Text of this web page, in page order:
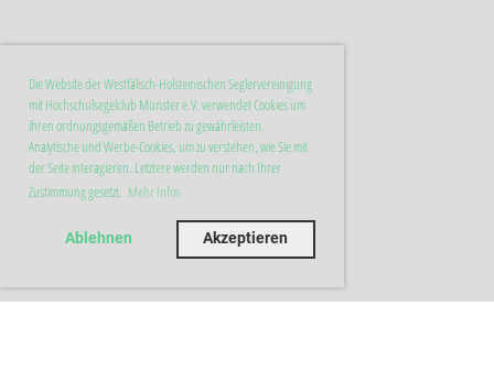
Die Website der Westfälisch-Holsteinischen Seglervereinigung
mit Hochschulsegelclub Münster e.V. verwendet Cookies um
ihren ordnungsgemäßen Betrieb zu gewährleisten.
Analytische und Werbe-Cookies, um zu verstehen, wie Sie mit
der Seite interagieren. Letztere werden nur nach Ihrer
Zustimmung gesetzt. Mehr Infos
Ablehnen Akzeptieren